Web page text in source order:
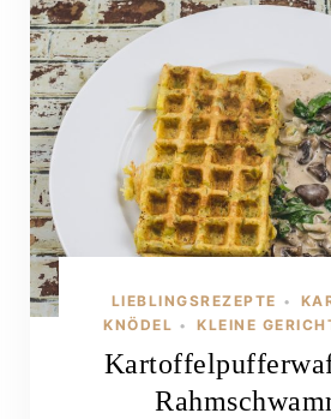
LIEBLINGSREZEPTE •
KNÖDEL • KLEINE